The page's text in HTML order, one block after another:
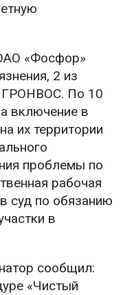
«Фосфор»
2 из
ГРОНВОС. По 10
включение в
их территории
проблемы по
рабочая
суд по обязанию
в
сообщил:
«Чистый